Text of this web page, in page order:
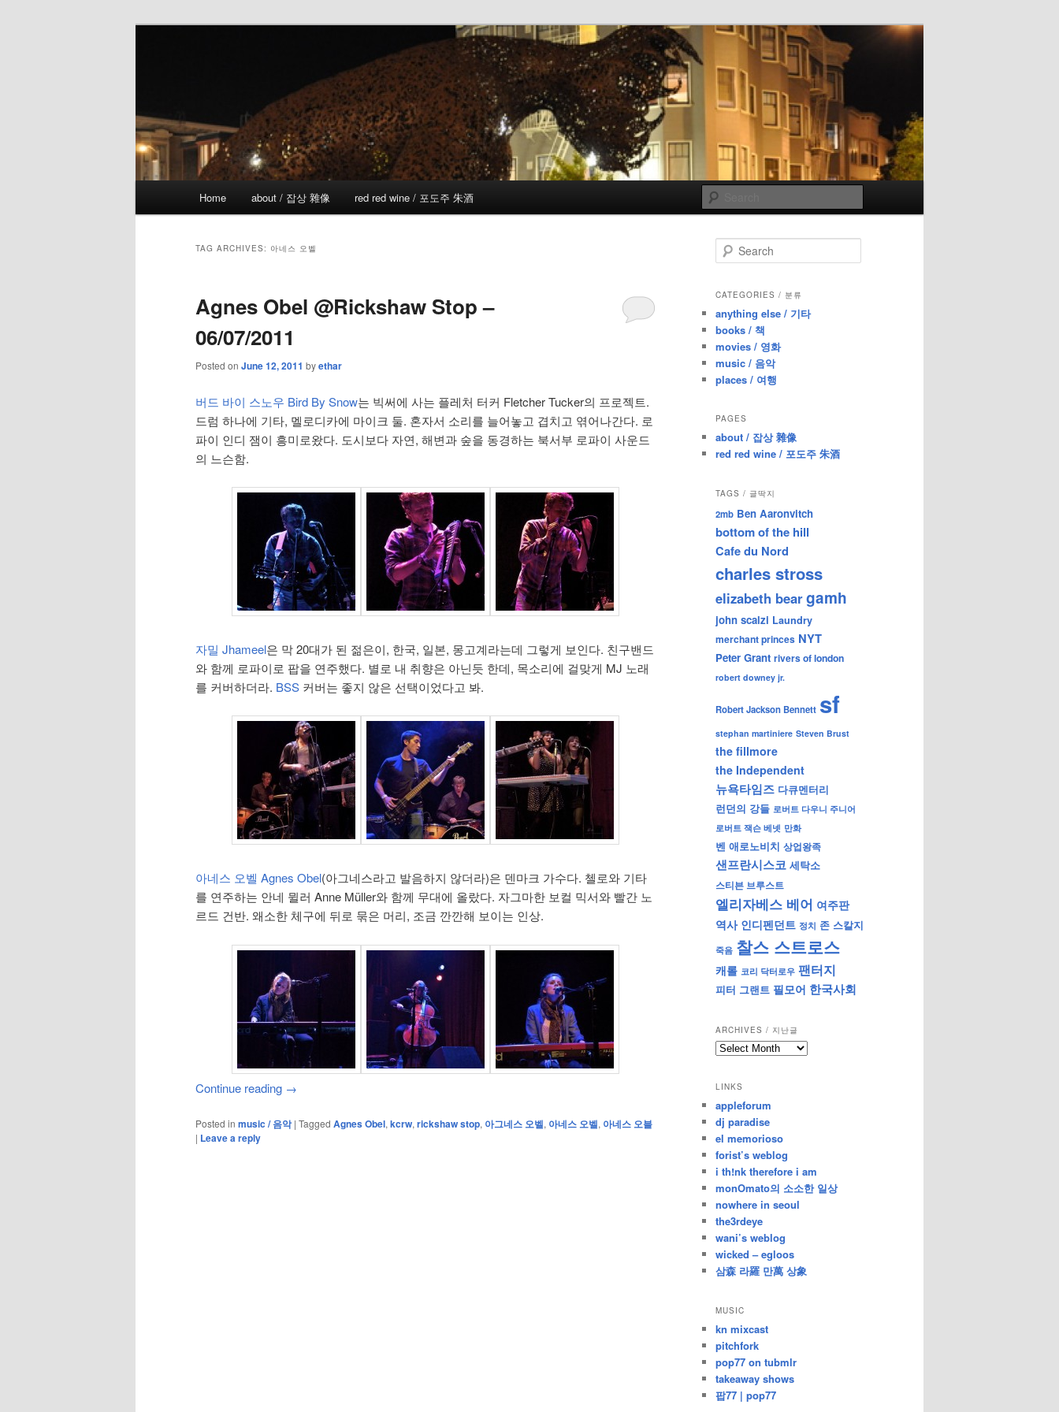
Home about / 잡상 雜像 red red wine / 포도주 朱酒
TAG ARCHIVES: 아네스 오벨
Agnes Obel @Rickshaw Stop –
06/07/2011
Posted on June 12, 2011 byethar
버드 바이 스노우 Bird By Snow는 빅써에 사는 플레처 터커 Fletcher Tucker의 프로젝트.
드럼 하나에 기타, 멜로디카에 마이크 둘. 혼자서 소리를 늘어놓고 겹치고 엮어나간다. 로
파이 인디 잼이 흥미로왔다. 도시보다 자연, 해변과 숲을 동경하는 북서부 로파이 사운드
의 느슨함.
자밀 Jhameel은 막 20대가 된 젊은이, 한국, 일본, 몽고계라는데 그렇게 보인다. 친구밴드
와 함께 로파이로 팝을 연주했다. 별로 내 취향은 아닌듯 한데, 목소리에 걸맞게 MJ 노래
를 커버하더라. BSS 커버는 좋지 않은 선택이었다고 봐.
아네스 오벨 Agnes Obel(아그네스라고 발음하지 않더라)은 덴마크 가수다. 첼로와 기타
를 연주하는 안네 뮐러 Anne Müller와 함께 무대에 올랐다. 자그마한 보컬 믹서와 빨간 노
르드 건반. 왜소한 체구에 뒤로 묶은 머리, 조금 깐깐해 보이는 인상.
Continue reading →
Posted in music / 음악 | Tagged Agnes Obel, kcrw, rickshaw stop, 아그네스 오벨, 아네스 오벨, 아네스 오블
| Leave a reply
e
r
h
CATEGORIES / 분류
anything else / 기타
books / 책
movies / 영화
music / 음악
places / 여행
PAGES
about / 잡상 雜像
red red wine / 포도주 朱酒
TAGS / 글딱지
2mb Ben Aaronvitch
bottom of the hill
Cafe du Nord
charles stross
elizabeth beargamh
john scalzi Laundry
merchant princes NYT
Peter Grant rivers of london
robert downey jr.
Robert Jackson Bennett sf
stephan martiniere Steven Brust
the fillmore
the Independent
뉴욕타임즈 다큐멘터리
런던의 강들 로버트 다우니 주니어
로버트 잭슨 베넷 만화
벤 애로노비치 상업왕족
샌프란시스코 세탁소
스티븐 브루스트
엘리자베스 베어 여주판
역사 인디펜던트 정치 존 스칼지
죽음 찰스 스트로스
캐롤 코리 닥터로우 팬터지
피터 그랜트 필모어 한국사회
ARCHIVES / 지난글
archives
난
글
LINKS
appleforum
dj paradise
el memorioso
forist’s weblog
i th!nk therefore i am
monOmato의 소소한 일상
nowhere in seoul
the3rdeye
wani’s weblog
wicked – egloos
삼森 라羅 만萬 상象
MUSIC
kn mixcast
pitchfork
pop77 on tubmlr
takeaway shows
팝77 | pop77